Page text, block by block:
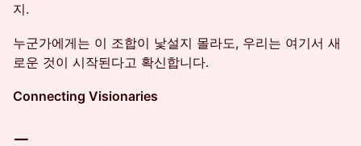
지.
누군가에게는 이 조합이 낯설지 몰라도, 우리는 여기서 새
로운 것이 시작된다고 확신합니다.
Connecting Visionaries
ㅡ